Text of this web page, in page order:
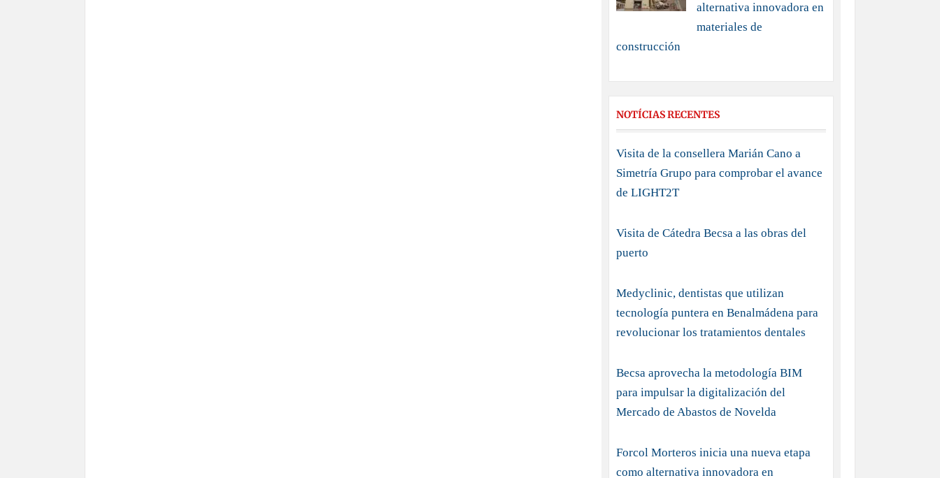
alternativa innovadora en
materiales de
construcción
NOTÍCIAS RECENTES
Visita de la consellera Marián Cano a
Simetría Grupo para comprobar el avance
de LIGHT2T
Visita de Cátedra Becsa a las obras del
puerto
Medyclinic, dentistas que utilizan
tecnología puntera en Benalmádena para
revolucionar los tratamientos dentales
Becsa aprovecha la metodología BIM
para impulsar la digitalización del
Mercado de Abastos de Novelda
Forcol Morteros inicia una nueva etapa
como alternativa innovadora en